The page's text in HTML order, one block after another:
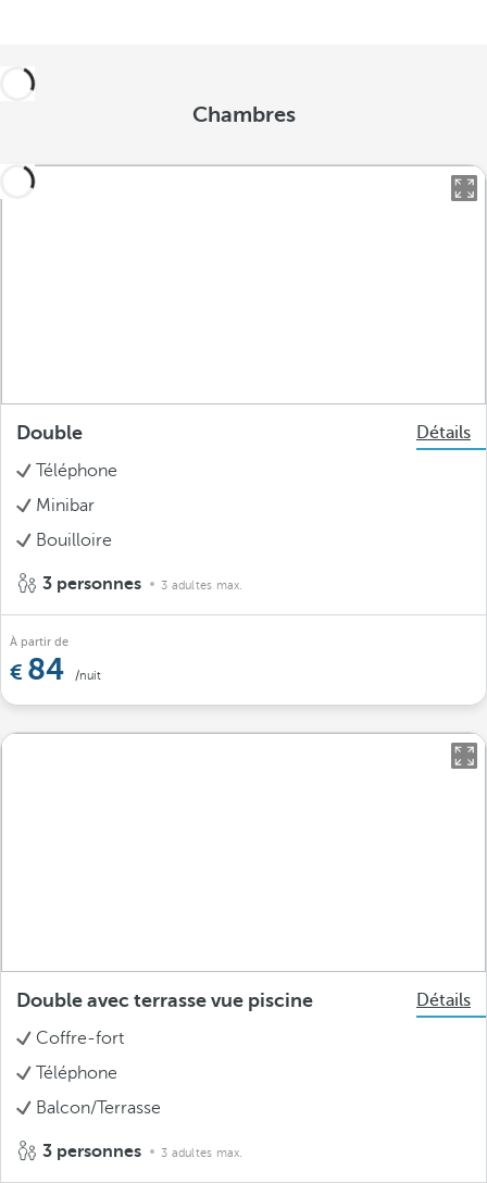
Chambres
Double
Détails
Téléphone
Minibar
Bouilloire
3 personnes 3 adultes max.
À partir de
84 /nuit
Double avec terrasse vue piscine
Détails
Coffre-fort
Téléphone
Balcon/Terrasse
3 personnes 3 adultes max.